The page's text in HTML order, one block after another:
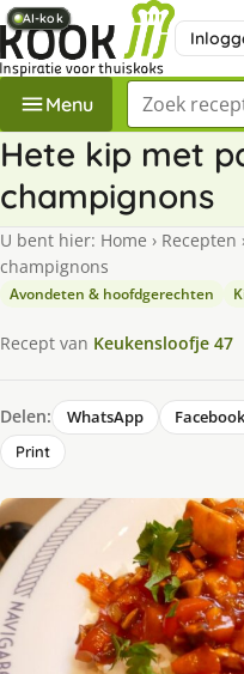
Menu Zoek een
Hete kip met
champignons
U bent hier: Home › Recepten
champignons
Avondeten & hoofdgerechten
Recept van Keukensloofje 47
Delen: WhatsApp Facebook
Print
AI-kok
AI-kok
AI-kok
AI-kok
AI-kok
AI-kok